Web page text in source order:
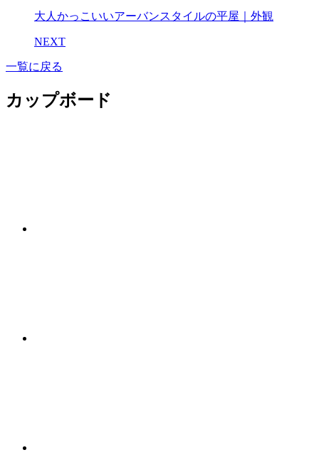
大人かっこいいアーバンスタイルの平屋｜外観
NEXT
一覧に戻る
カップボード